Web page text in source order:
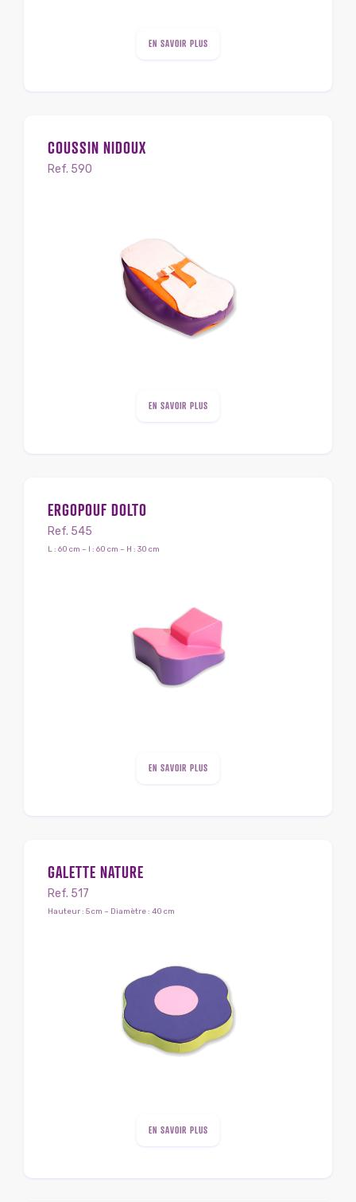
EN SAVOIR PLUS
COUSSIN NIDOUX
Ref. 590
EN SAVOIR PLUS
ERGOPOUF DOLTO
Ref. 545
L : 60 cm – l : 60 cm – H : 30 cm
EN SAVOIR PLUS
GALETTE NATURE
Ref. 517
Hauteur : 5 cm – Diamètre : 40 cm
EN SAVOIR PLUS